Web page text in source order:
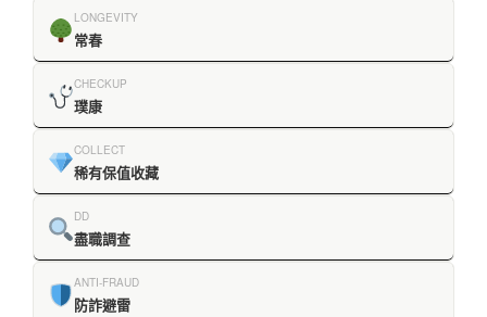
LONGEVITY
常春
CHECKUP
璞康
COLLECT
稀有保值收藏
DD
盡職調查
ANTI-FRAUD
防詐避雷